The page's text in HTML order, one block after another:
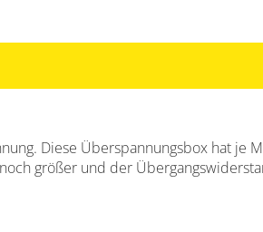
Diese Überspannungsbox hat je
größer und der